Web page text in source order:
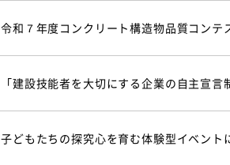
令和７年度コンクリート構造物品質コンテ
「建設技能者を大切にする企業の自主宣
子どもたちの探究心を育む体験型イベント